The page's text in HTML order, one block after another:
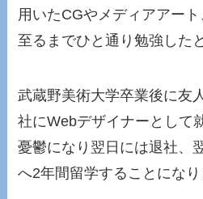
用いたCGやメディアアー
至るまでひと通り勉強した
武蔵野美術大学卒業後に友
社にWebデザイナーとして
憂鬱になり翌日には退社、
へ2年間留学することになり